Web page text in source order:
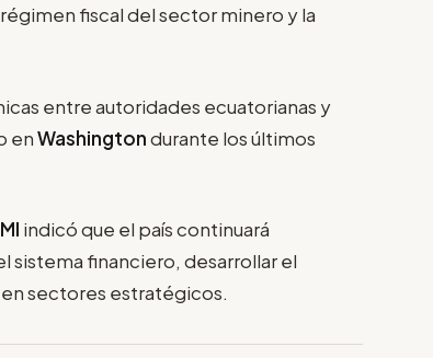
fiscal del sector minero y la
entre autoridades ecuatorianas y
enWashingtondurante los últimos
indicó que el país continuará
sistema financiero, desarrollar el
sectores estratégicos.